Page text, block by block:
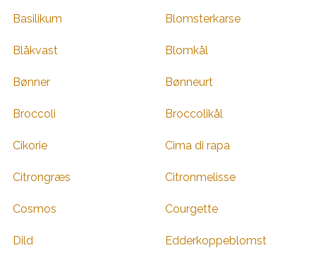
Basilikum Blomsterkarse
Blåkvast Blomkål
Bønner Bønneurt
Broccoli Broccolikål
Cikorie Cima di rapa
Citrongræs Citronmelisse
Cosmos Courgette
Dild Edderkoppeblomst